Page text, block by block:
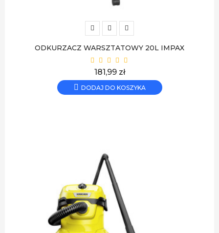
ODKURZACZ WARSZTATOWY 20L IMPAX
Cena
181,99 zł
DODAJ DO KOSZYKA